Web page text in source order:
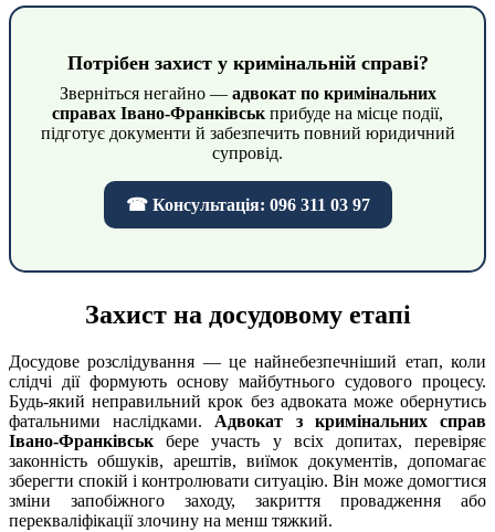
Потрібен захист у кримінальній справі?
Зверніться негайно — адвокат по кримінальних
справах Івано-Франківськ прибуде на місце події,
підготує документи й забезпечить повний юридичний
супровід.
☎ Консультація: 096 311 03 97
Захист на досудовому етапі
Досудове розслідування — це найнебезпечніший етап, коли
слідчі дії формують основу майбутнього судового процесу.
Будь-який неправильний крок без адвоката може обернутись
фатальними наслідками. Адвокат з кримінальних справ
Івано-Франківськ бере участь у всіх допитах, перевіряє
законність обшуків, арештів, виїмок документів, допомагає
зберегти спокій і контролювати ситуацію. Він може домогтися
зміни запобіжного заходу, закриття провадження або
перекваліфікації злочину на менш тяжкий.